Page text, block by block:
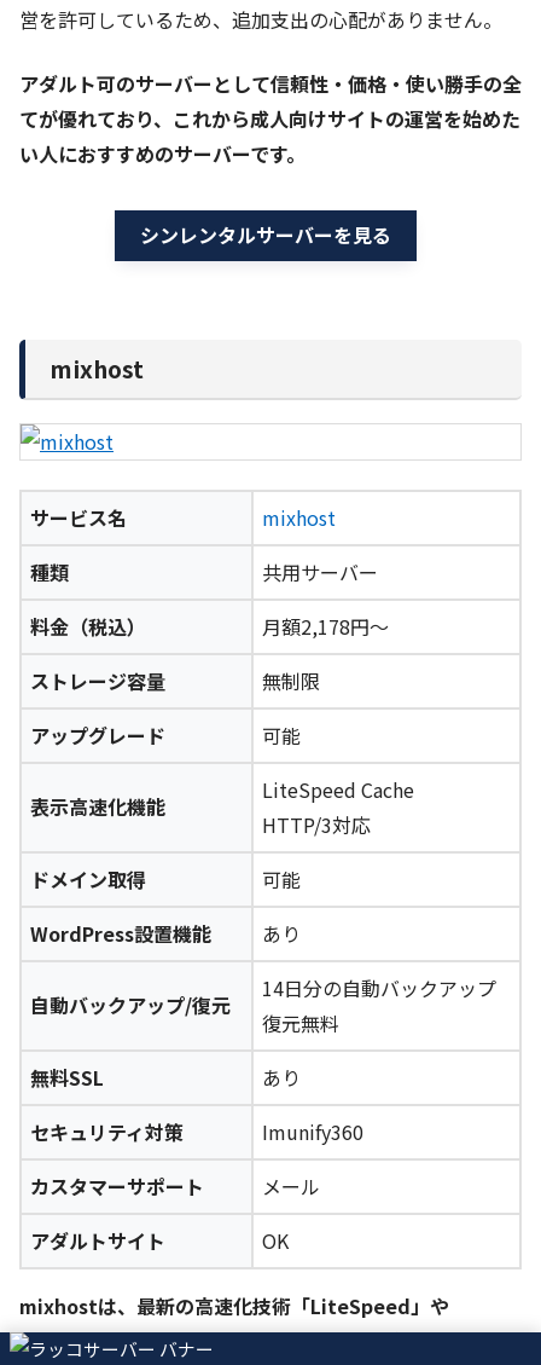
営を許可しているため、追加支出の心配がありません。
アダルト可のサーバーとして信頼性・価格・使い勝手の全
てが優れており、これから成人向けサイトの運営を始めた
い人におすすめのサーバーです。
シンレンタルサーバーを見る
mixhost
サービス名
mixhost
種類
共用サーバー
料金（税込）
月額2,178円～
ストレージ容量
無制限
アップグレード
可能
表示高速化機能
LiteSpeed Cache
HTTP/3対応
ドメイン取得
可能
WordPress設置機能
あり
自動バックアップ/復元
14日分の自動バックアップ
復元無料
無料SSL
あり
セキュリティ対策
Imunify360
カスタマーサポート
メール
アダルトサイト
OK
mixhostは、最新の高速化技術「LiteSpeed」や
「HTTP/3」を採用している、サイト表示が高速なサーバ